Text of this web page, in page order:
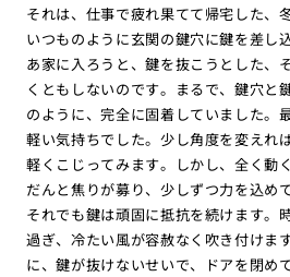
それは、仕事で疲れ果てて帰宅した、
いつものように玄関の鍵穴に鍵を差し
あ家に入ろうと、鍵を抜こうとした、
くともしないのです。まるで、鍵穴と
のように、完全に固着していました。
軽い気持ちでした。少し角度を変えれ
軽くこじってみます。しかし、全く動
だんと焦りが募り、少しずつ力を込め
それでも鍵は頑固に抵抗を続けます。
過ぎ、冷たい風が容赦なく吹き付けま
に、鍵が抜けないせいで、ドアを閉め